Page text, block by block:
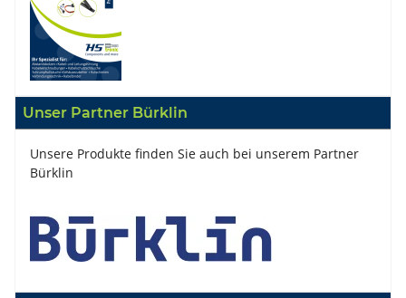
Unser Partner Bürklin
Unsere Produkte finden Sie auch bei unserem Partner
Bürklin